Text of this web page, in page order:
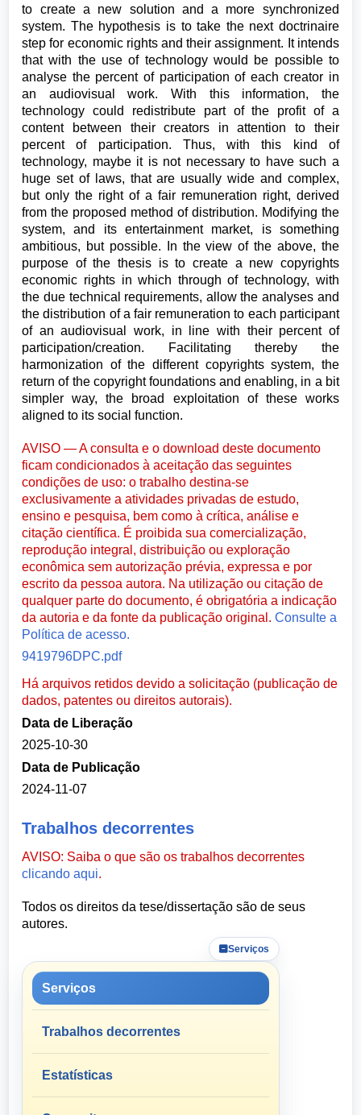
to create a new solution and a more synchronized
system. The hypothesis is to take the next doctrinaire
step for economic rights and their assignment. It intends
that with the use of technology would be possible to
analyse the percent of participation of each creator in
an audiovisual work. With this information, the
technology could redistribute part of the profit of a
content between their creators in attention to their
percent of participation. Thus, with this kind of
technology, maybe it is not necessary to have such a
huge set of laws, that are usually wide and complex,
but only the right of a fair remuneration right, derived
from the proposed method of distribution. Modifying the
system, and its entertainment market, is something
ambitious, but possible. In the view of the above, the
purpose of the thesis is to create a new copyrights
economic rights in which through of technology, with
the due technical requirements, allow the analyses and
the distribution of a fair remuneration to each participant
of an audiovisual work, in line with their percent of
participation/creation. Facilitating thereby the
harmonization of the different copyrights system, the
return of the copyright foundations and enabling, in a bit
simpler way, the broad exploitation of these works
aligned to its social function.
AVISO — A consulta e o download deste documento
ficam condicionados à aceitação das seguintes
condições de uso: o trabalho destina-se
exclusivamente a atividades privadas de estudo,
ensino e pesquisa, bem como à crítica, análise e
citação científica. É proibida sua comercialização,
reprodução integral, distribuição ou exploração
econômica sem autorização prévia, expressa e por
escrito da pessoa autora. Na utilização ou citação de
qualquer parte do documento, é obrigatória a indicação
da autoria e da fonte da publicação original.Consulte a
Política de acesso.
9419796DPC.pdf
Há arquivos retidos devido a solicitação (publicação de
dados, patentes ou direitos autorais).
Data de Liberação
2025-10-30
Data de Publicação
2024-11-07
Trabalhos decorrentes
AVISO: Saiba o que são os trabalhos decorrentes
clicando aqui.
Todos os direitos da tese/dissertação são de seus
autores.
Serviços
Serviços
Trabalhos decorrentes
Estatísticas